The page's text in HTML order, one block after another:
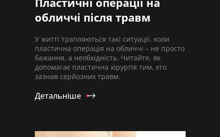
обличчі після травм
У житті трапляються такі ситуації, коли
пластична операція на обличчі – не просто
бажання, а необхідність. Читайте, як
допомагає пластична хірургія тим, хто
зазнав серйозних травм.
Детальніше